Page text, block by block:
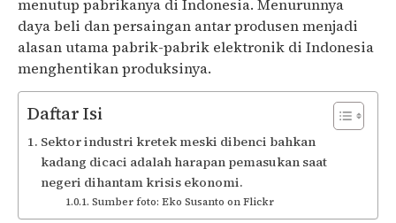
menutup pabrikanya di Indonesia. Menurunnya
daya beli dan persaingan antar produsen menjadi
alasan utama pabrik-pabrik elektronik di Indonesia
menghentikan produksinya.
Daftar Isi
Sektor industri kretek meski dibenci bahkan
kadang dicaci adalah harapan pemasukan saat
negeri dihantam krisis ekonomi.
Sumber foto: Eko Susanto on Flickr